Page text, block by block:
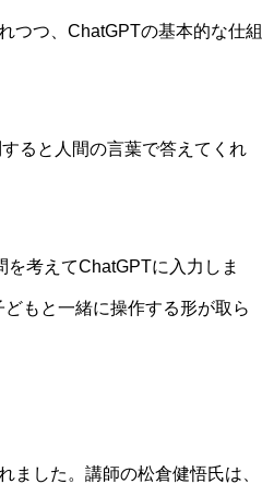
つつ、ChatGPTの基本的な仕組
ると人間の言葉で答えてくれ
考えてChatGPTに入力しま
もと一緒に操作する形が取ら
ました。講師の松倉健悟氏は、